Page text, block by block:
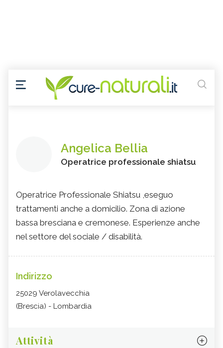
Angelica Bellia
Operatrice professionale shiatsu
Operatrice Professionale Shiatsu ,eseguo
trattamenti anche a domicilio. Zona di azione
bassa bresciana e cremonese. Esperienze anche
nel settore del sociale / disabilità.
Indirizzo
25029 Verolavecchia
(Brescia) - Lombardia
Attività